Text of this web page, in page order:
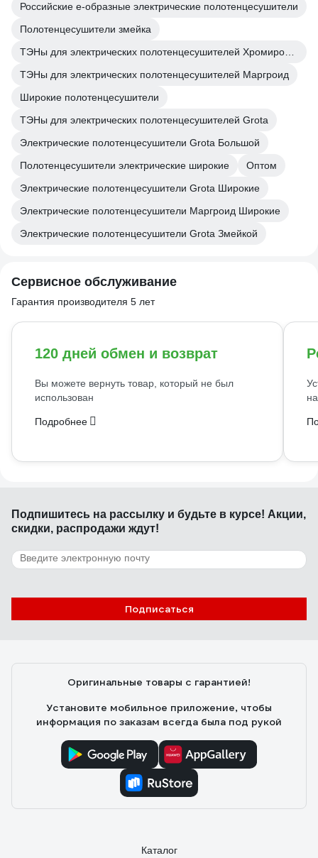
Российские е-образные электрические полотенцесушители
Полотенцесушители змейка
ТЭНы для электрических полотенцесушителей Маргроид
Широкие полотенцесушители
ТЭНы для электрических полотенцесушителей Grota
Электрические полотенцесушители Grota Большой
Полотенцесушители электрические широкие
Оптом
Электрические полотенцесушители Grota Широкие
Электрические полотенцесушители Маргроид Широкие
Электрические полотенцесушители Grota Змейкой
Сервисное обслуживание
Гарантия производителя 5 лет
120 дней обмен и возврат
Вы можете вернуть товар, который не был
использован
Подробнее
Подпишитесь на рассылку и будьте в курсе! Акции,
скидки, распродажи ждут!
Подписаться
Оригинальные товары с гарантией!
Установите мобильное приложение, чтобы
информация по заказам всегда была под рукой
Каталог